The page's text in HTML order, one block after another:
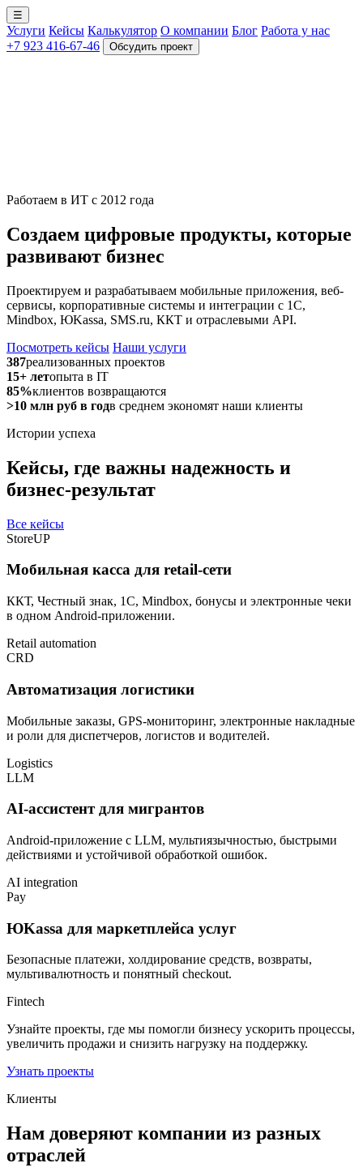
☰
Услуги Кейсы Калькулятор О компании Блог Работа у нас
+7 923 416-67-46
Обсудить проект
Работаем в ИТ с 2012 года
Создаем цифровые продукты, которые
развивают бизнес
Проектируем и разрабатываем мобильные приложения, веб-
сервисы, корпоративные системы и интеграции с 1С,
Mindbox, ЮKassa, SMS.ru, ККТ и отраслевыми API.
Посмотреть кейсы Наши услуги
387реализованных проектов
15+ летопыта в IT
85%клиентов возвращаются
>10 млн руб в годв среднем экономят наши клиенты
Истории успеха
Кейсы, где важны надежность и
бизнес-результат
Все кейсы
StoreUP
Мобильная касса для retail-сети
ККТ, Честный знак, 1С, Mindbox, бонусы и электронные чеки
в одном Android-приложении.
Retail automation
CRD
Автоматизация логистики
Мобильные заказы, GPS-мониторинг, электронные накладные
и роли для диспетчеров, логистов и водителей.
Logistics
LLM
AI-ассистент для мигрантов
Android-приложение с LLM, мультиязычностью, быстрыми
действиями и устойчивой обработкой ошибок.
AI integration
Pay
ЮKassa для маркетплейса услуг
Безопасные платежи, холдирование средств, возвраты,
мультивалютность и понятный checkout.
Fintech
Узнайте проекты, где мы помогли бизнесу ускорить процессы,
увеличить продажи и снизить нагрузку на поддержку.
Узнать проекты
Клиенты
Нам доверяют компании из разных
отраслей